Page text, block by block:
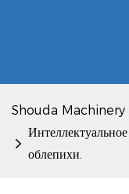
Shouda Machinery
облепихи.